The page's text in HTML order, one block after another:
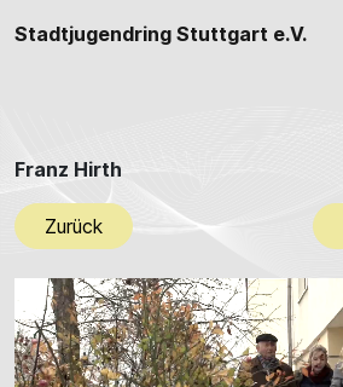
Hauptnavigation
Stadtjugendring Stuttgart e.V.
Franz Hirth
Zurück